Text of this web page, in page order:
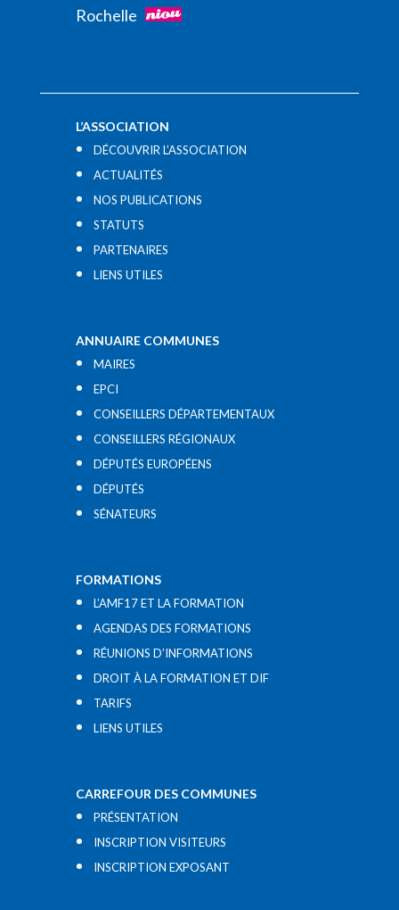
Rochelle
L’ASSOCIATION
DÉCOUVRIR L’ASSOCIATION
ACTUALITÉS
NOS PUBLICATIONS
STATUTS
PARTENAIRES
LIENS UTILES​
ANNUAIRE COMMUNES
MAIRES
EPCI
CONSEILLERS DÉPARTEMENTAUX
CONSEILLERS RÉGIONAUX
DÉPUTÉS EUROPÉENS
DÉPUTÉS
SÉNATEURS
FORMATIONS
L’AMF17 ET LA FORMATION
AGENDAS DES FORMATIONS
RÉUNIONS D’INFORMATIONS
DROIT À LA FORMATION ET DIF
TARIFS
LIENS UTILES​
CARREFOUR DES COMMUNES
PRÉSENTATION
INSCRIPTION VISITEURS
INSCRIPTION EXPOSANT